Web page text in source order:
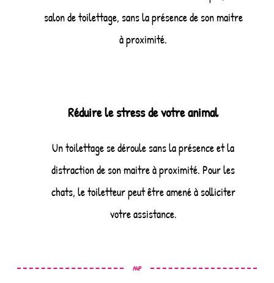
salon de toilettage, sans la présence de son maitre
à proximité.
Réduire le stress de votre animal
Un toilettage se déroule sans la présence et la
distraction de son maitre à proximité. Pour les
chats, le toiletteur peut être amené à solliciter
votre assistance.
A4P